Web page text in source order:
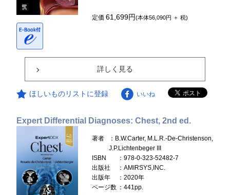
定価61,699円(本体56,090円 ＋ 税)
詳しく見る
ほしいものリストに登録 いいね
Expert Differential Diagnoses: Chest, 2nd ed.
著者
：B.W.Carter, M.L.R.-De-Christenson,
J.P.Lichtenbeger III
ISBN
：978-0-323-52482-7
出版社
：AMIRSYS,INC.
出版年
：2020年
ページ数 ：441pp.